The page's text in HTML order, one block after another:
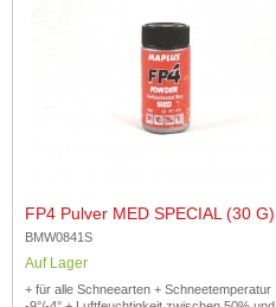
FP4 Pulver MED SPECIAL (30 G)
BMW0841S
Auf Lager
+ für alle Schneearten + Schneetemperatur